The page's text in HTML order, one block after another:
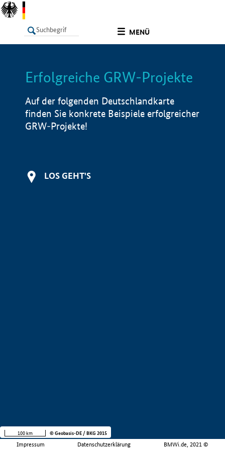
MENÜ
LISTE Info
Erfolgreiche GRW-Projekte
Auf der folgenden Deutschlandkarte
finden Sie konkrete Beispiele erfolgreicher
GRW-Projekte!
LOS GEHT'S
Impressum Datenschutzerklärung BMWi.de, 2021 ©
100 km © Geobasis-DE / BKG 2015